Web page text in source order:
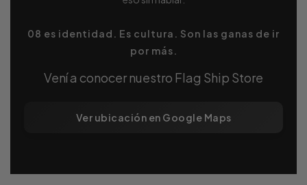
08 es identidad. Es cultura. Son las ganas de ir
por más.
Vení a conocer nuestro Flag Ship Store
Ver ubicación en Google Maps